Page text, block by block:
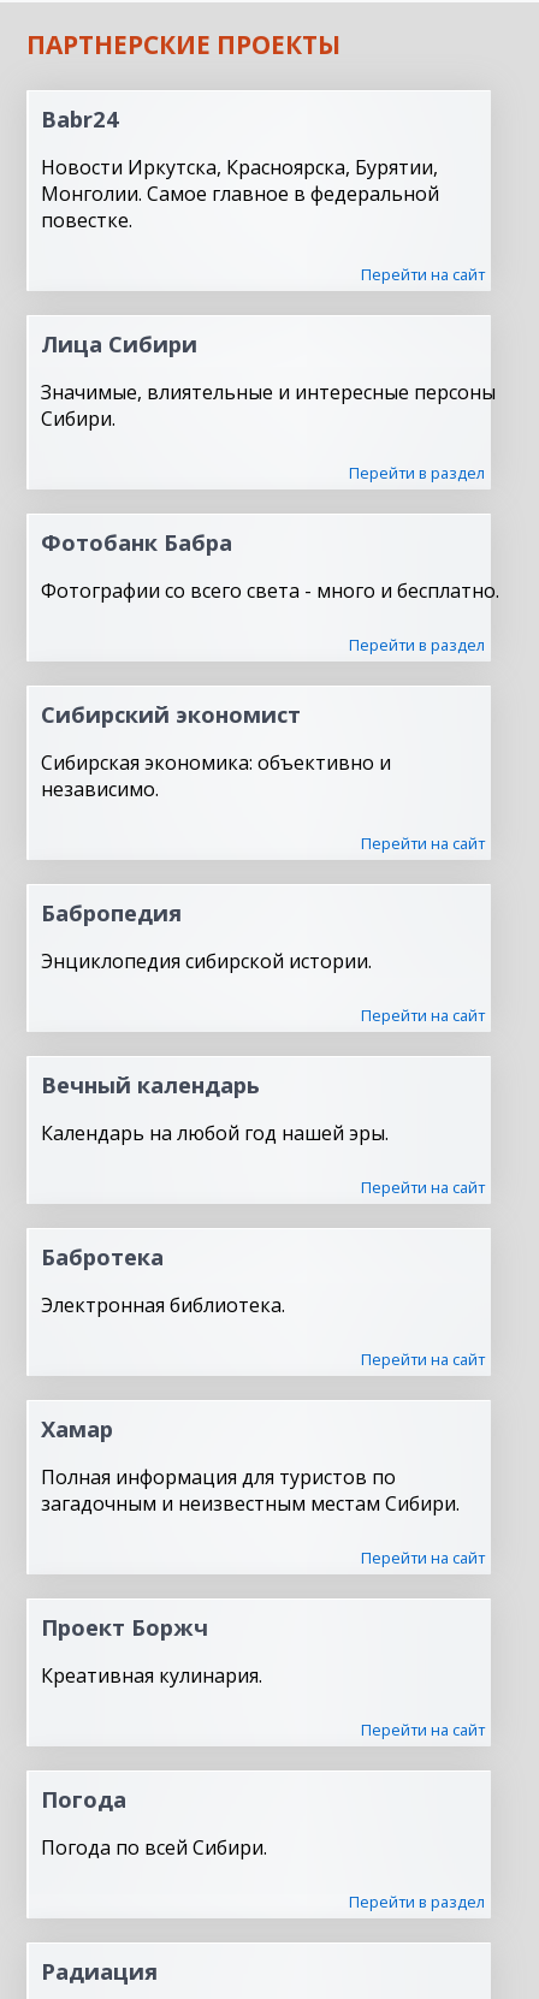
ПАРТНЕРСКИЕ ПРОЕКТЫ
Babr24
Новости Иркутска, Красноярска, Бурятии,
Монголии. Самое главное в федеральной
повестке.
Перейти на сайт
Лица Сибири
Значимые, влиятельные и интересные персоны
Сибири.
Перейти в раздел
Фотобанк Бабра
Фотографии со всего света - много и бесплатно.
Перейти в раздел
Сибирский экономист
Сибирская экономика: объективно и
независимо.
Перейти на сайт
Бабропедия
Энциклопедия сибирской истории.
Перейти на сайт
Вечный календарь
Календарь на любой год нашей эры.
Перейти на сайт
Бабротека
Электронная библиотека.
Перейти на сайт
Хамар
Полная информация для туристов по
загадочным и неизвестным местам Сибири.
Перейти на сайт
Проект Боржч
Креативная кулинария.
Перейти на сайт
Погода
Погода по всей Сибири.
Перейти в раздел
Радиация